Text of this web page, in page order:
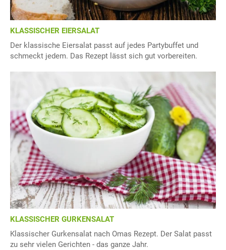
KLASSISCHER EIERSALAT
Der klassische Eiersalat passt auf jedes Partybuffet und
schmeckt jedem. Das Rezept lässt sich gut vorbereiten.
KLASSISCHER GURKENSALAT
Klassischer Gurkensalat nach Omas Rezept. Der Salat passt
zu sehr vielen Gerichten - das ganze Jahr.